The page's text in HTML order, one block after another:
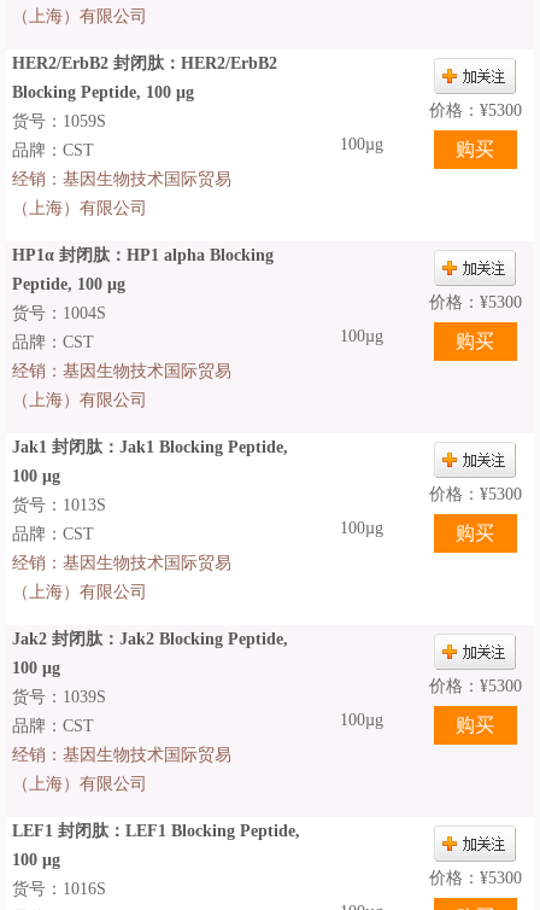
（上海）有限公司
HER2/ErbB2 封闭肽：HER2/ErbB2
Blocking Peptide, 100 μg
100µg
价格： ¥5300
货号：1059S
品牌：CST
经销： 基因生物技术国际贸易
（上海）有限公司
HP1α 封闭肽：HP1 alpha Blocking
Peptide, 100 μg
100µg
价格： ¥5300
货号：1004S
品牌：CST
经销： 基因生物技术国际贸易
（上海）有限公司
Jak1 封闭肽：Jak1 Blocking Peptide,
100 μg
100µg
价格： ¥5300
货号：1013S
品牌：CST
经销： 基因生物技术国际贸易
（上海）有限公司
Jak2 封闭肽：Jak2 Blocking Peptide,
100 μg
100µg
价格： ¥5300
货号：1039S
品牌：CST
经销： 基因生物技术国际贸易
（上海）有限公司
LEF1 封闭肽：LEF1 Blocking Peptide,
100 μg
价格： ¥5300
货号：1016S